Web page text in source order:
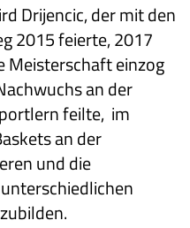
Drijencic, der mit den
2015 feierte, 2017
Meisterschaft einzog
an der
feilte, im
an der
und die